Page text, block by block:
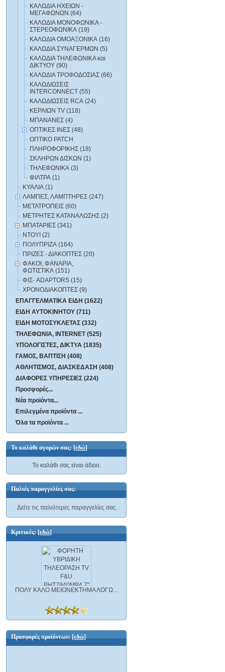
ΚΑΛΩΔΙΑ ΗΧΕΙΩΝ -
ΜΕΓΑΦΩΝΩΝ (64)
ΚΑΛΩΔΙΑ ΜΟΝΟΦΩΝΙΚΑ -
ΣΤΕΡΕΟΦΩΝΙΚΑ (19)
ΚΑΛΩΔΙΑ ΟΜΟΑΞΟΝΙΚΑ (16)
ΚΑΛΩΔΙΑ ΣΥΝΑΓΕΡΜΩΝ (5)
ΚΑΛΩΔΙΑ ΤΗΛΕΦΩΝΙΚΑ και
ΔΙΚΤΥΟΥ (90)
ΚΑΛΩΔΙΑ ΤΡΟΦΟΔΟΣΙΑΣ (66)
ΚΑΛΩΔΙΩΣΕΙΣ
INTERCONNECT (55)
ΚΑΛΩΔΙΩΣΕΙΣ RCA (24)
ΚΕΡΑΙΩΝ TV (118)
ΜΠΑΝΑΝΕΣ (4)
ΟΠΤΙΚΕΣ ΙΝΕΣ (48)
ΟΠΤΙΚΟ PATCH
ΠΛΗΡΟΦΟΡΙΚΗΣ (18)
ΣΚΛΗΡΩΝ ΔΙΣΚΩΝ (1)
ΤΗΛΕΦΩΝΙΚΑ (3)
ΦΙΛΤΡΑ (1)
ΚΥΑΛΙΑ (1)
ΛΑΜΠΕΣ, ΛΑΜΠΤΗΡΕΣ (247)
ΜΕΤΑΤΡΟΠΕΙΣ (60)
ΜΕΤΡΗΤΕΣ ΚΑΤΑΝΑΛΩΣΗΣ (2)
ΜΠΑΤΑΡΙΕΣ (341)
ΝΤΟΥΙ (2)
ΠΟΛΥΠΡΙΖΑ (164)
ΠΡΙΖΕΣ - ΔΙΑΚΟΠΤΕΣ (20)
ΦΑΚΟΙ, ΦΑΝΑΡΙΑ,
ΦΩΤΙΣΤΙΚΑ (151)
ΦΙΣ- ADAPTORS (15)
ΧΡΟΝΟΔΙΑΚΟΠΤΕΣ (9)
ΕΠΑΓΓΕΛΜΑΤΙΚΑ ΕΙΔΗ (1622)
ΕΙΔΗ ΑΥΤΟΚΙΝΗΤΟΥ (711)
ΕΙΔΗ ΜΟΤΟΣΥΚΛΕΤΑΣ (332)
ΤΗΛΕΦΩΝΙΑ, INTERNET (525)
ΥΠΟΛΟΓΙΣΤΕΣ, ΔΙΚΤΥΑ (1835)
ΓΑΜΟΣ, ΒΑΠΤΙΣΗ (408)
ΑΘΛΗΤΙΣΜΟΣ, ΔΙΑΣΚΕΔΑΣΗ (408)
ΔΙΑΦΟΡΕΣ ΥΠΗΡΕΣΙΕΣ (224)
Προσφορές...
Νέα προϊόντα...
Επιλεγμένα προϊόντα ...
Όλα τα προϊόντα ...
Το καλάθι αγορών σας:[εδώ]
Το καλάθι σας είναι άδειο.
Παλιές παραγγελίες σας:
Δείτε τις παλιότερες παραγγελίες σας
Κριτικές:[εδώ]
ΠΟΛΥ ΚΑΛΟ ΜΕΙΟΝΕΚΤΗΜΑ ΛΟΓΩ...
Προσφορές προϊόντων:[εδώ]